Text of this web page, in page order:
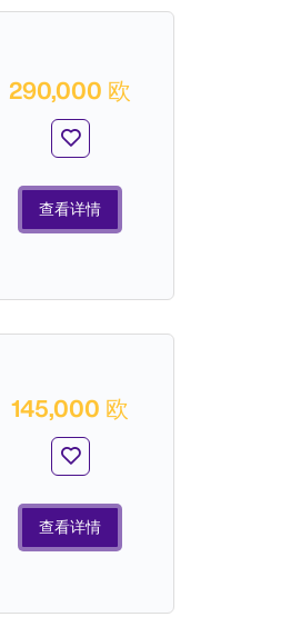
290,000 欧
查看详情
145,000 欧
查看详情